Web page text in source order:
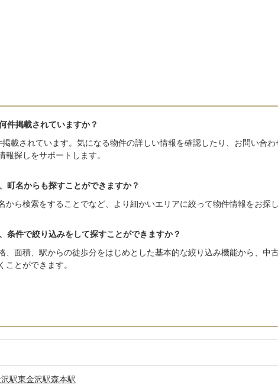
件掲載されていますか？
載されています。気になる物件の詳しい情報を確認したり、お問い合
探しをサポートします。
町名からも探すことができますか？
ら検索をすることでなど、より細かいエリアに絞って物件情報をお探
条件で絞り込みをして探すことができますか？
、面積、駅からの徒歩分をはじめとした基本的な絞り込み機能から、中
とができます。
駅東金沢駅森本駅